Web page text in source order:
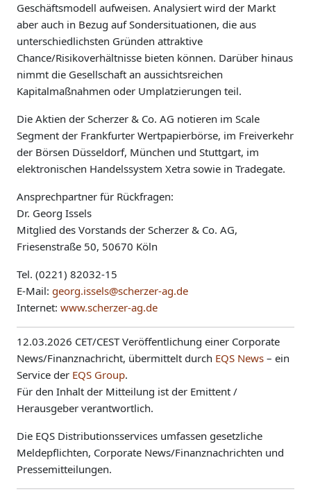
Geschäftsmodell aufweisen. Analysiert wird der Markt
aber auch in Bezug auf Sondersituationen, die aus
unterschiedlichsten Gründen attraktive
Chance/Risikoverhältnisse bieten können. Darüber hinaus
nimmt die Gesellschaft an aussichtsreichen
Kapitalmaßnahmen oder Umplatzierungen teil.
Die Aktien der Scherzer & Co. AG notieren im Scale
Segment der Frankfurter Wertpapierbörse, im Freiverkehr
der Börsen Düsseldorf, München und Stuttgart, im
elektronischen Handelssystem Xetra sowie in Tradegate.
Ansprechpartner für Rückfragen:
Dr. Georg Issels
Mitglied des Vorstands der Scherzer & Co. AG,
Friesenstraße 50, 50670 Köln
Tel. (0221) 82032-15
E-Mail: georg.issels@scherzer-ag.de
Internet: www.scherzer-ag.de
12.03.2026 CET/CEST Veröffentlichung einer Corporate
News/Finanznachricht, übermittelt durch EQS News – ein
Service der EQS Group.
Für den Inhalt der Mitteilung ist der Emittent /
Herausgeber verantwortlich.
Die EQS Distributionsservices umfassen gesetzliche
Meldepflichten, Corporate News/Finanznachrichten und
Pressemitteilungen.